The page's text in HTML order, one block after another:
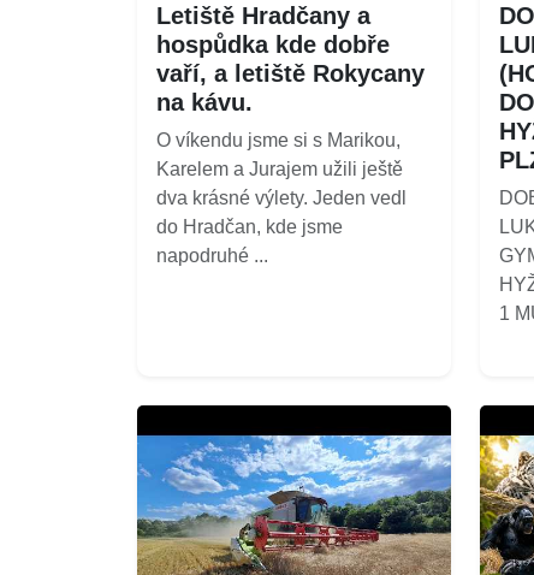
Letiště Hradčany a
hospůdka kde dobře
vaří, a letiště Rokycany
na kávu.
O víkendu jsme si s Marikou,
Karelem a Jurajem užili ještě
dva krásné výlety. Jeden vedl
do Hradčan, kde jsme
napodruhé ...
1